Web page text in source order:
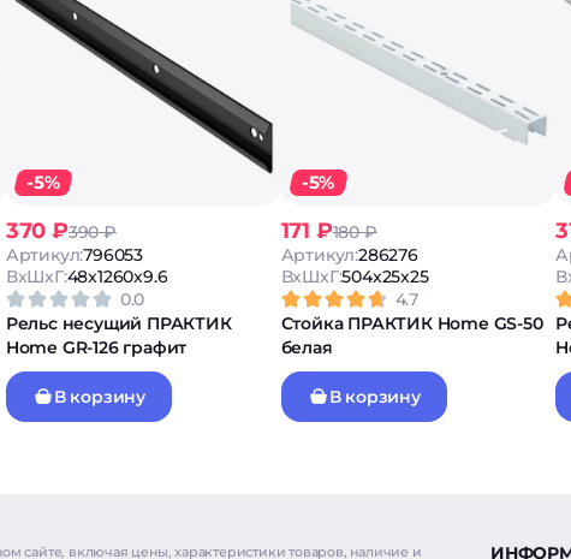
-5%
370 ₽390 ₽
Артикул:796053
ВxШxГ:48x1260x9.6
0.0
Рельс несущий ПРАКТИК
Home GR-126 графит
В корзину
-5%
171 ₽180 ₽
Артикул:286276
ВxШxГ:504x25x25
4.7
Стойка ПРАКТИК Home GS-50
белая
В корзину
сайте, включая цены, характеристики товаров, наличие и